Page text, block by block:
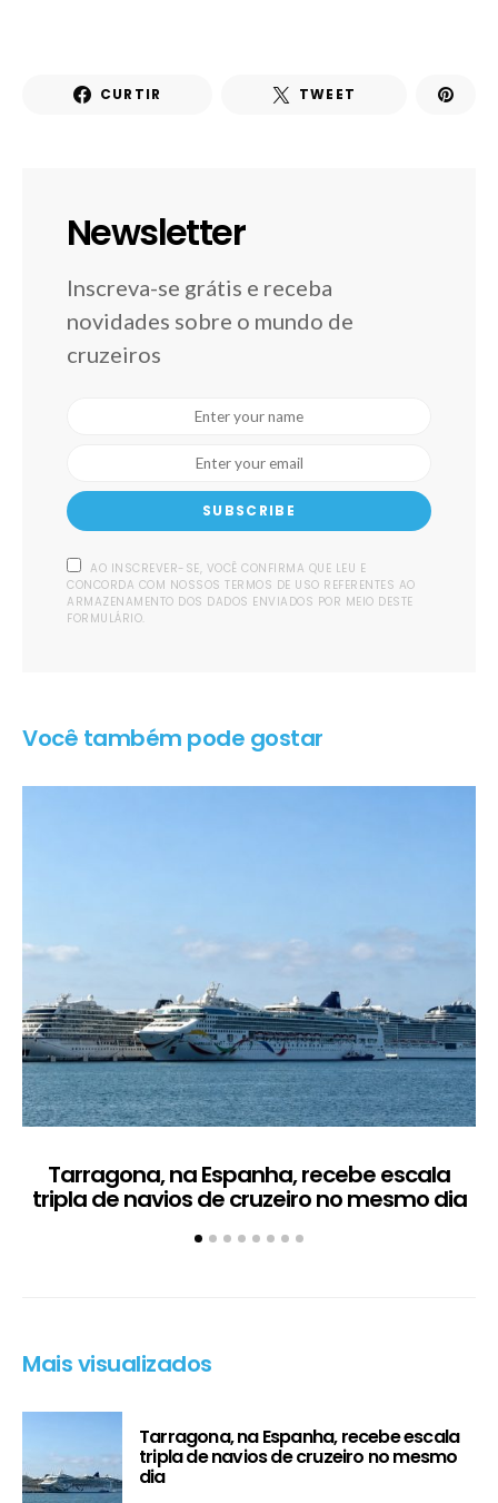
CURTIR TWEET
Newsletter
Inscreva-se grátis e receba
novidades sobre o mundo de
cruzeiros
SUBSCRIBE
AO INSCREVER-SE, VOCÊ CONFIRMA QUE LEU E
CONCORDA COM NOSSOS TERMOS DE USO REFERENTES AO
ARMAZENAMENTO DOS DADOS ENVIADOS POR MEIO DESTE
FORMULÁRIO.
Você também pode gostar
Tarragona, na Espanha, recebe escala
tripla de navios de cruzeiro no mesmo dia
Mais visualizados
Tarragona, na Espanha, recebe escala
tripla de navios de cruzeiro no mesmo
dia